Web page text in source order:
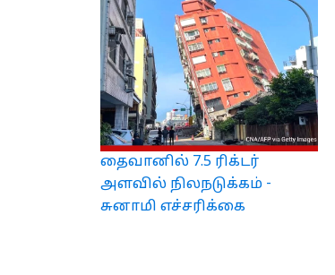
தைவானில் 7.5 ரிக்டர்
அளவில் நிலநடுக்கம் -
சுனாமி எச்சரிக்கை